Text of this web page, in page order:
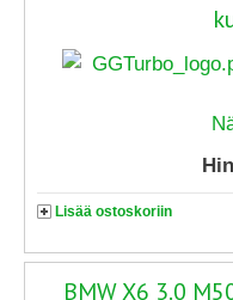
Lisää ostoskoriin
BMW X6 3.0